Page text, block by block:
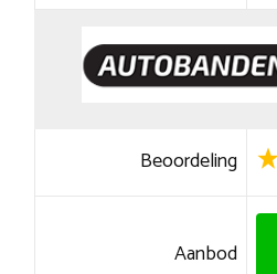
Beoordeling
Aanbod